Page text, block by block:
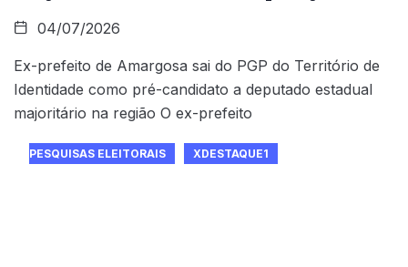
04/07/2026
Ex-prefeito de Amargosa sai do PGP do Território de
Identidade como pré-candidato a deputado estadual
majoritário na região O ex-prefeito
PESQUISAS ELEITORAIS XDESTAQUE1